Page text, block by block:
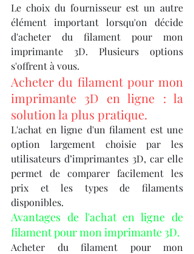
Le choix du fournisseur est un autre
élément important lorsqu'on décide
d'acheter du filament pour mon
imprimante 3D. Plusieurs options
s'offrent à vous.
Acheter du filament pour mon
imprimante 3D en ligne : la
solution la plus pratique.
L'achat en ligne d'un filament est une
option largement choisie par les
utilisateurs d’imprimantes 3D, car elle
permet de comparer facilement les
prix et les types de filaments
disponibles.
Avantages de l'achat en ligne de
filament pour mon imprimante 3D.
Acheter du filament pour mon